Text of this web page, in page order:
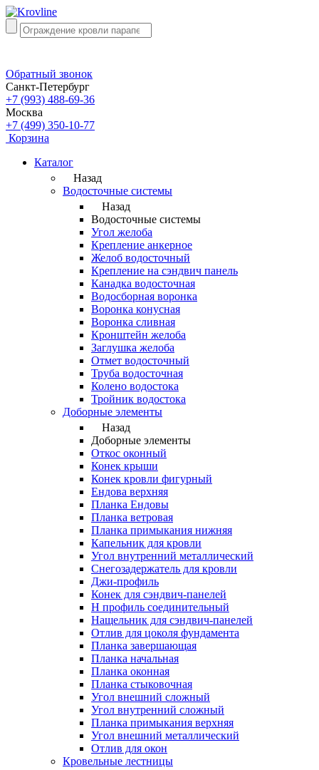
Обратный звонок
Санкт-Петербург
+7 (993) 488-69-36
Москва
+7 (499) 350-10-77
Корзина
Каталог
Назад
Водосточные системы
Назад
Водосточные системы
Угол желоба
Крепление анкерное
Желоб водосточный
Крепление на сэндвич панель
Канадка водосточная
Водосборная воронка
Воронка конусная
Воронка сливная
Кронштейн желоба
Заглушка желоба
Отмет водосточный
Труба водосточная
Колено водостока
Тройник водостока
Доборные элементы
Назад
Доборные элементы
Откос оконный
Конек крыши
Конек кровли фигурный
Ендова верхняя
Планка Ендовы
Планка ветровая
Планка примыкания нижняя
Капельник для кровли
Угол внутренний металлический
Снегозадержатель для кровли
Джи-профиль
Конек для сэндвич-панелей
Н профиль соединительный
Нащельник для сэндвич-панелей
Отлив для цоколя фундамента
Планка завершающая
Планка начальная
Планка оконная
Планка стыковочная
Угол внешний сложный
Угол внутренний сложный
Планка примыкания верхняя
Угол внешний металлический
Отлив для окон
Кровельные лестницы